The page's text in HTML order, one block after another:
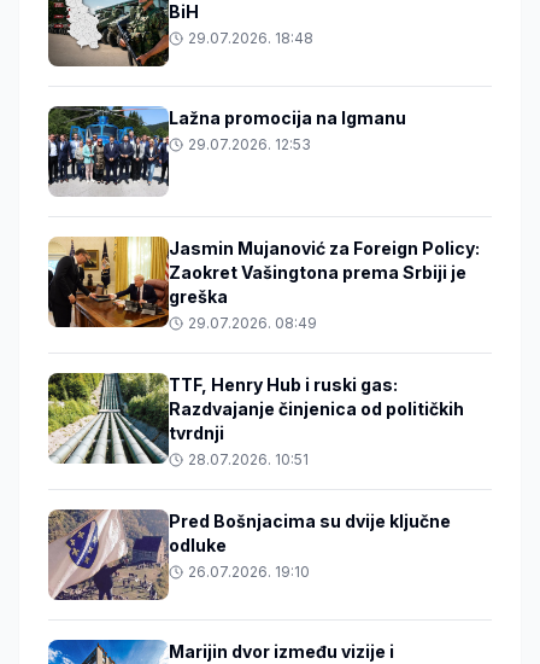
BiH
29.07.2026. 18:48
Lažna promocija na Igmanu
29.07.2026. 12:53
Jasmin Mujanović za Foreign Policy:
Zaokret Vašingtona prema Srbiji je
greška
29.07.2026. 08:49
TTF, Henry Hub i ruski gas:
Razdvajanje činjenica od političkih
tvrdnji
28.07.2026. 10:51
Pred Bošnjacima su dvije ključne
odluke
26.07.2026. 19:10
Marijin dvor između vizije i